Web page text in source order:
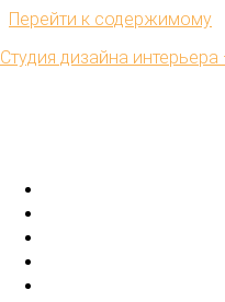
Перейти к содержимому
Студия дизайна интерьера